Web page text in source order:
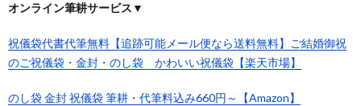
オンライン筆耕サービス▼
祝儀袋代書代筆無料【追跡可能メール便なら送料無料】ご結婚御祝
のご祝儀袋・金封・のし袋 かわいい祝儀袋【楽天市場】
のし袋 金封 祝儀袋 筆耕・代筆料込み660円～【Amazon】